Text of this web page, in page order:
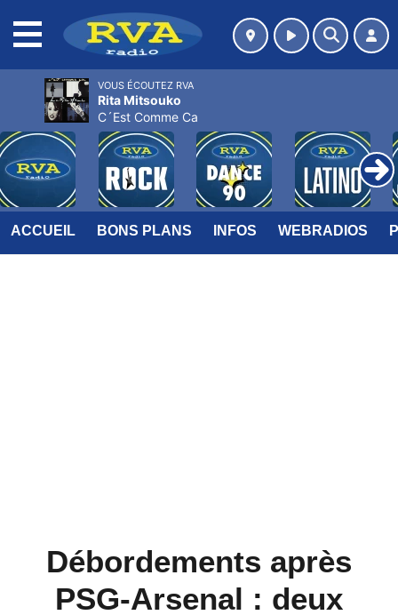
ACCUEIL BONS PLANS INFOS WEBRADIOS
Débordements après
PSG-Arsenal : deux
VOUS ÉCOUTEZ RVA
Rita Mitsouko
C´Est Comme Ca